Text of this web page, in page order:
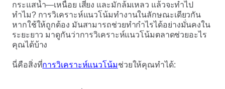
กระแสน้ำ—เหนื่อย เสี่ยง และมักล้มเหลว แล้วจะทำไป
ทำไม? การวิเคราะห์แนวโน้มทำงานในลักษณะเดียวกัน
หากใช้ให้ถูกต้อง มันสามารถช่วยทำกำไรได้อย่างมั่นคงใน
ระยะยาว มาดูกันว่าการวิเคราะห์แนวโน้มตลาดช่วยอะไร
คุณได้บ้าง
นี่คือสิ่งที่การวิเคราะห์แนวโน้มช่วยให้คุณทำได้: